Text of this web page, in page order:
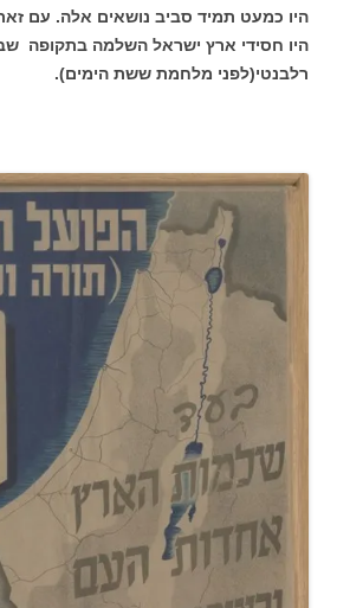
היו כמעט תמיד סביב נושאים אלה. עם
היו חסידי ארץ ישראל השלמה בתקופה
רלבנטי(לפני מלחמת ששת הימים).